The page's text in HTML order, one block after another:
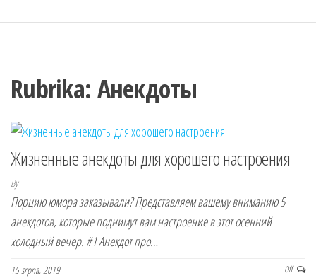
Rubrika: Анекдоты
Жизненные анекдоты для хорошего настроения
By
Порцию юмора заказывали? Представляем вашему вниманию 5
анекдотов, которые поднимут вам настроение в этот осенний
холодный вечер. #1 Анекдот про…
15 srpna, 2019 Off